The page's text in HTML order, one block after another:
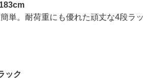
単。耐荷重にも優れた頑丈な4段ラッ
ック